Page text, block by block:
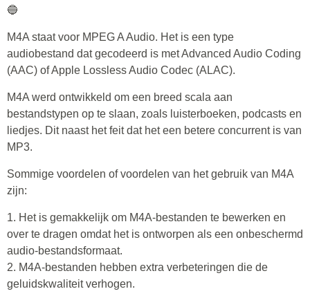
🔵
M4A staat voor MPEG A Audio. Het is een type
audiobestand dat gecodeerd is met Advanced Audio Coding
(AAC) of Apple Lossless Audio Codec (ALAC).
M4A werd ontwikkeld om een breed scala aan
bestandstypen op te slaan, zoals luisterboeken, podcasts en
liedjes. Dit naast het feit dat het een betere concurrent is van
MP3.
Sommige voordelen of voordelen van het gebruik van M4A
zijn:
1. Het is gemakkelijk om M4A-bestanden te bewerken en
over te dragen omdat het is ontworpen als een onbeschermd
audio-bestandsformaat.
2. M4A-bestanden hebben extra verbeteringen die de
geluidskwaliteit verhogen.